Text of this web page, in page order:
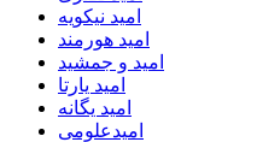
امید نیکویه
امید هورمند
امید و جمشید
امید یارتا
امید یگانه
امیدعلومی